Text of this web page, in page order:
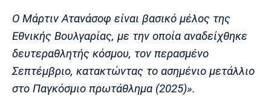
Ο Μάρτιν Ατανάσοφ είναι βασικό μέλος της
Εθνικής Βουλγαρίας, με την οποία αναδείχθηκε
δευτεραθλητής κόσμου, τον περασμένο
Σεπτέμβριο, κατακτώντας το ασημένιο μετάλλιο
στο Παγκόσμιο πρωτάθλημα (2025)».